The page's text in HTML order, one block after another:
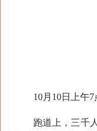
10月10日上午7点
跑道上，三千人